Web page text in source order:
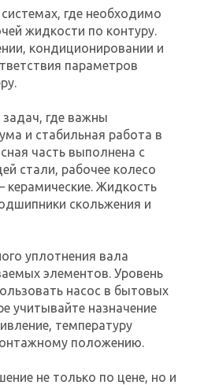
где необходимо
жидкости по контуру.
кондиционировании и
параметров
где важны
и стабильная работа в
часть выполнена с
стали, рабочее колесо
керамические. Жидкость
скольжения и
уплотнения вала
элементов. Уровень
насос в бытовых
учитывайте назначение
температуру
положению.
не только по цене, но и